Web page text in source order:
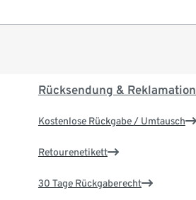
Rücksendung & Reklamation
Kostenlose Rückgabe / Umtausch
Retourenetikett
30 Tage Rückgaberecht